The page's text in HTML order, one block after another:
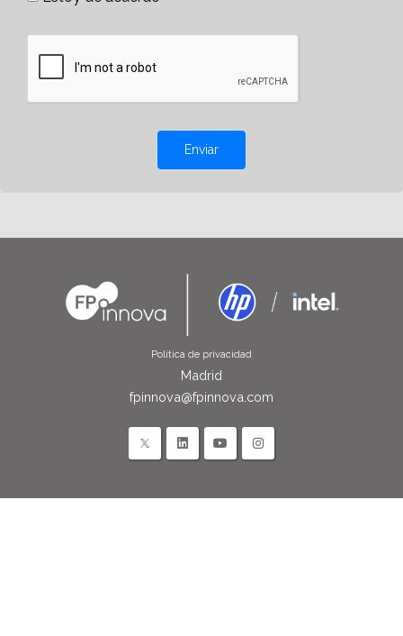
Enviar
Política de privacidad
Madrid
fpinnova@fpinnova.com